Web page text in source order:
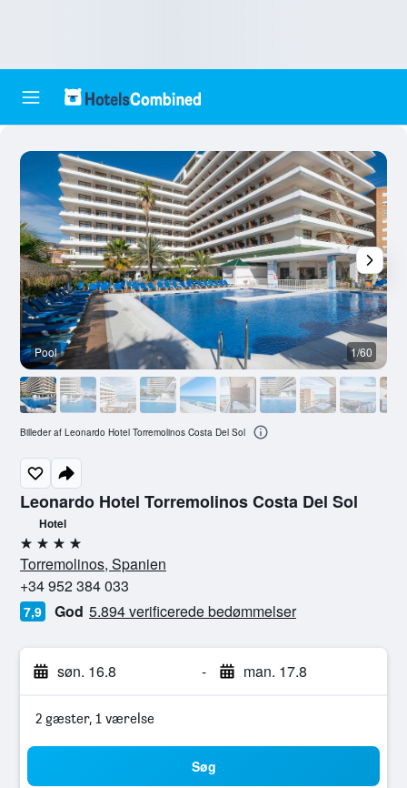
Leonardo Hotel Torremolinos Costa Del Sol
Hotel
4 stjerner
Torremolinos, Spanien
+34 952 384 033
7,9 God 5.894 verificerede bedømmelser
søn. 16.8 - man. 17.8
2 gæster, 1 værelse
Søg
Pool 1/60
Billeder af Leonardo Hotel Torremolinos Costa Del Sol